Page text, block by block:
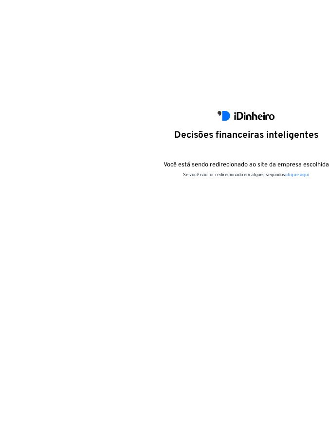
Decisões financeiras inteligentes
Você está sendo redirecionado ao site da empresa escolhida
Se você não for redirecionado em alguns segundosclique aqui